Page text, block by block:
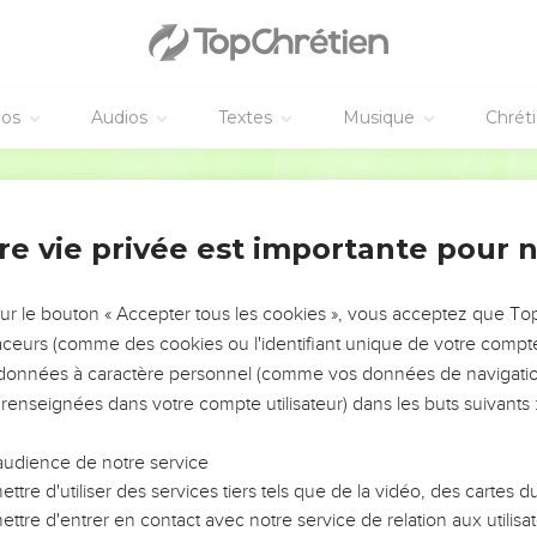
Audios Textes Musique
LES VOTRES ?
leur impact, leur foi ou leur vision. Mais on voit
qu'ils ont traversés, alors même que ce sont
et responsables reviennent sur les erreurs
avec plus de sagesse afin que leurs erreurs
ministère, une équipe, un groupe ou une famille,
vie privée est importante pour
le bouton « Accepter tous les cookies », vous acceptez que
(comme des cookies ou l'identifiant unique de votre
à caractère personnel (comme vos données de
dans votre compte utilisateur) dans les buts suivants
de notre service
d'utiliser des services tiers tels que de la vidéo, des cartes
d'entrer en contact avec notre service de relation aux